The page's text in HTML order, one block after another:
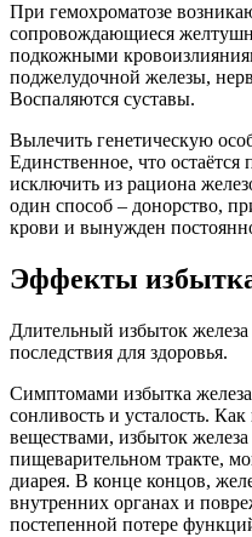
При гемохроматозе
сопровождающиеся
подкожными
поджелудочной железы,
Воспаляются суставы.
Вылечить генетическую
Единственное, что
исключить из рациона
один способ – донорство,
крови и вынужден
Эффекты
Длительный избыток
последствия для здоровья.
Симптомами избытка
сонливость и усталость.
веществами, избыток
пищеварительном тракте,
диарея. В конце концов,
внутренних органах и
постепенной потере